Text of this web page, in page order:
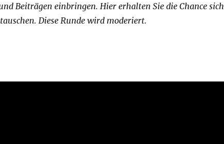
Beiträgen einbringen. Hier erhalten Sie die Chance sich
Diese Runde wird moderiert.